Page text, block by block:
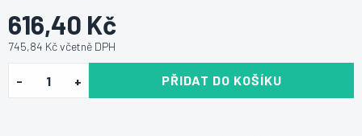
616,40 Kč
745,84 Kč včetně DPH
PŘIDAT DO KOŠÍKU